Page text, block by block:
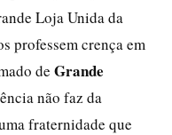
Loja Unida da
professem crença em
de Grande
não faz da
fraternidade que